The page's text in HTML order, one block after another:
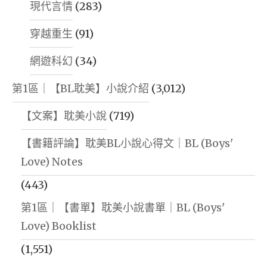
現代言情 (283)
穿越重生 (91)
網遊科幻 (34)
第1區｜【BL耽美】小說介紹 (3,012)
【文案】耽美小說 (719)
【書籍評論】耽美BL小說心得文｜BL (Boys'
Love) Notes
(443)
第1區｜【書單】耽美小說書單｜BL (Boys'
Love) Booklist
(1,551)